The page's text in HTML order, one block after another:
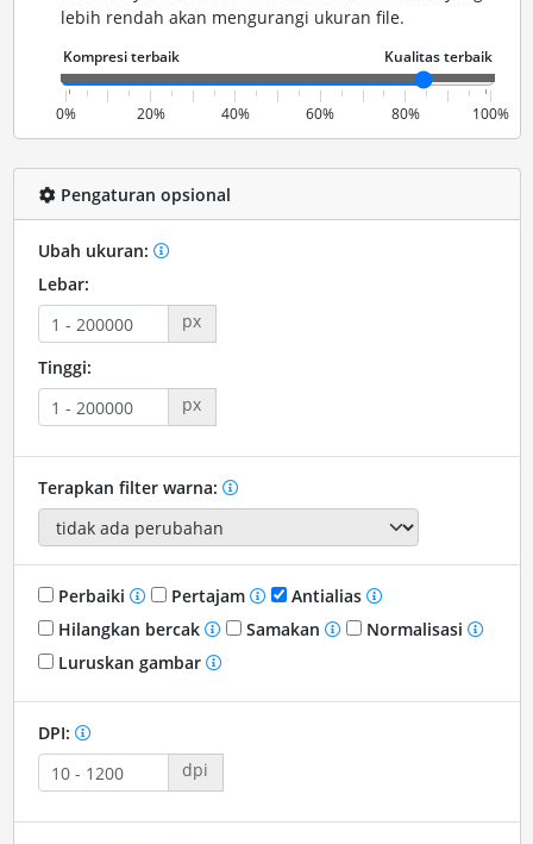
lebih rendah akan mengurangi ukuran file.
0% 20% 40% 60% 80% 100%
Pengaturan opsional
Ubah ukuran:
Lebar:
px
Tinggi:
px
Terapkan filter warna:
Perbaiki Pertajam
Antialias
Hilangkan bercak
Samakan
Normalisasi
Luruskan gambar
DPI:
dpi